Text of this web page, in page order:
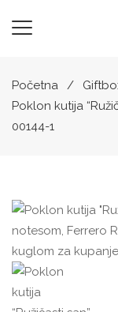
Početna
Poklon kutija
00144-1